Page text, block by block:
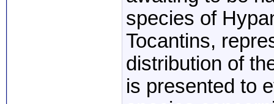
species of
Tocantins,
distribution of
is presented to